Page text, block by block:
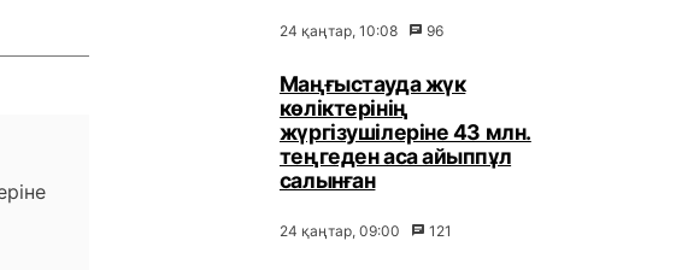
24 қаңтар, 10:08 96
Маңғыстауда жүк
көліктерінің
жүргізушілеріне 43 млн.
теңгеден аса айыппұл
салынған
24 қаңтар, 09:00 121